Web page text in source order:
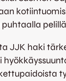
haki